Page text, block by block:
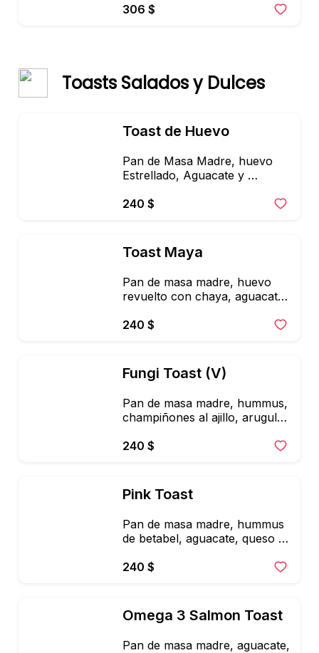
yogurt griego
306 $
Toasts Salados y Dulces
Toast de Huevo
Pan de Masa Madre, huevo
Estrellado, Aguacate y
240 $
Toast Maya
Pan de masa madre, huevo
revuelto con chaya, aguacate,
acompañado de frijoles y salsa
240 $
Fungi Toast (V)
Pan de masa madre, hummus,
champiñones al ajillo, arugula,
queso de almendras &
de la casa y semillas
240 $
Pink Toast
Pan de masa madre, hummus
de betabel, aguacate, queso
microgreens y pepitas.
240 $
Omega 3 Salmon Toast
Pan de masa madre, aguacate,